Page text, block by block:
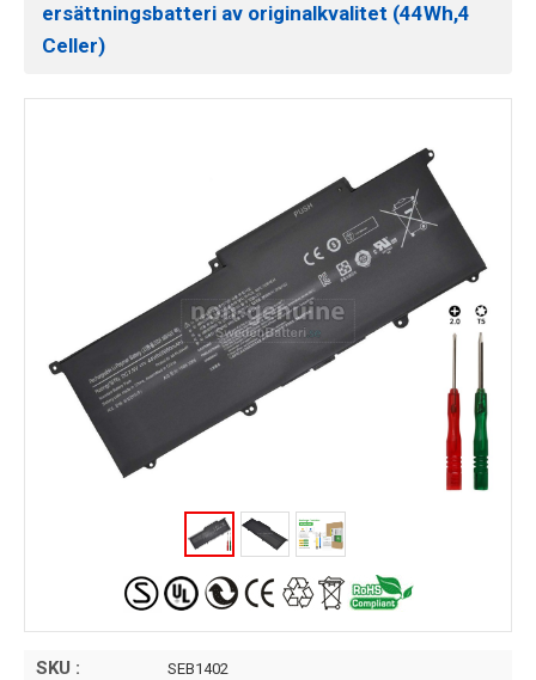
ersättningsbatteri av originalkvalitet (44Wh,4
Celler)
SKU : SEB1402